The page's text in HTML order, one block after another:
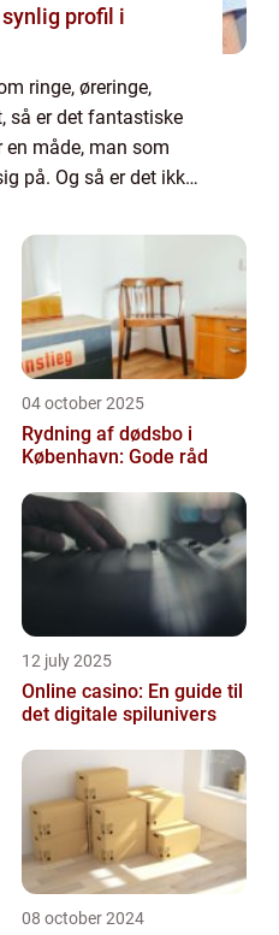
profil i
ringe, øreringe,
så er det fantastiske
en måde, man som
på. Og så er det ikke
det på samme...
04 october 2025
Rydning af dødsbo i
København: Gode råd
12 july 2025
Online casino: En guide til
det digitale spilunivers
08 october 2024